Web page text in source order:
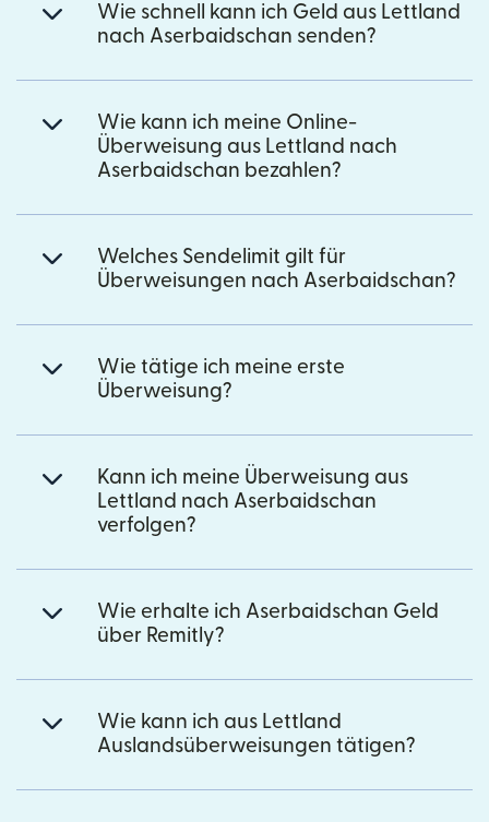
Wie schnell kann ich Geld aus Lettland
nach Aserbaidschan senden?
Wie kann ich meine Online-
Überweisung aus Lettland nach
Aserbaidschan bezahlen?
Welches Sendelimit gilt für
Überweisungen nach Aserbaidschan?
Wie tätige ich meine erste
Überweisung?
Kann ich meine Überweisung aus
Lettland nach Aserbaidschan
verfolgen?
Wie erhalte ich Aserbaidschan Geld
über Remitly?
Wie kann ich aus Lettland
Auslandsüberweisungen tätigen?